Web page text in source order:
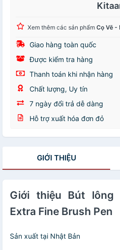
Xem thêm các sản phẩm Cọ Vẽ -
Giao hàng toàn quốc
Được kiểm tra hàng
Thanh toán khi nhận hàng
Chất lượng, Uy tín
7 ngày đổi trả dễ dàng
Hỗ trợ xuất hóa đơn đỏ
GIỚI THIỆU
Giới thiệu Bút lông
Extra Fine Brush Pen
Sản xuất tại Nhật Bản